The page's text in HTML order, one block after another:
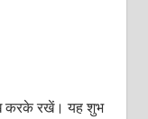
मुख करके रखें। यह शुभ